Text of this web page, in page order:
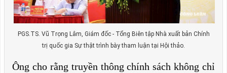
PGS.TS. Vũ Trọng Lâm, Giám đốc - Tổng Biên tập Nhà xuất bản Chính
trị quốc gia Sự thật trình bày tham luận tại Hội thảo.
Ông cho rằng truyền thông chính sách không chỉ